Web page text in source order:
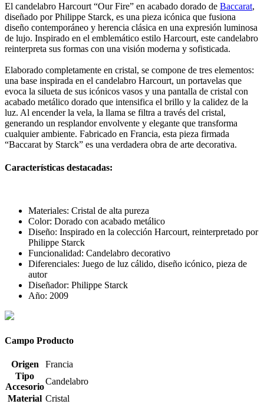
El candelabro Harcourt “Our Fire” en acabado dorado de Baccarat,
diseñado por Philippe Starck, es una pieza icónica que fusiona
diseño contemporáneo y herencia clásica en una expresión luminosa
de lujo. Inspirado en el emblemático estilo Harcourt, este candelabro
reinterpreta sus formas con una visión moderna y sofisticada.
Elaborado completamente en cristal, se compone de tres elementos:
una base inspirada en el candelabro Harcourt, un portavelas que
evoca la silueta de sus icónicos vasos y una pantalla de cristal con
acabado metálico dorado que intensifica el brillo y la calidez de la
luz. Al encender la vela, la llama se filtra a través del cristal,
generando un resplandor envolvente y elegante que transforma
cualquier ambiente. Fabricado en Francia, esta pieza firmada
“Baccarat by Starck” es una verdadera obra de arte decorativa.
Características destacadas:
Materiales: Cristal de alta pureza
Color: Dorado con acabado metálico
Diseño: Inspirado en la colección Harcourt, reinterpretado por
Philippe Starck
Funcionalidad: Candelabro decorativo
Diferenciales: Juego de luz cálido, diseño icónico, pieza de
autor
Diseñador: Philippe Starck
Año: 2009
Campo Producto
Origen
Francia
Tipo
Accesorio
Candelabro
Material Cristal